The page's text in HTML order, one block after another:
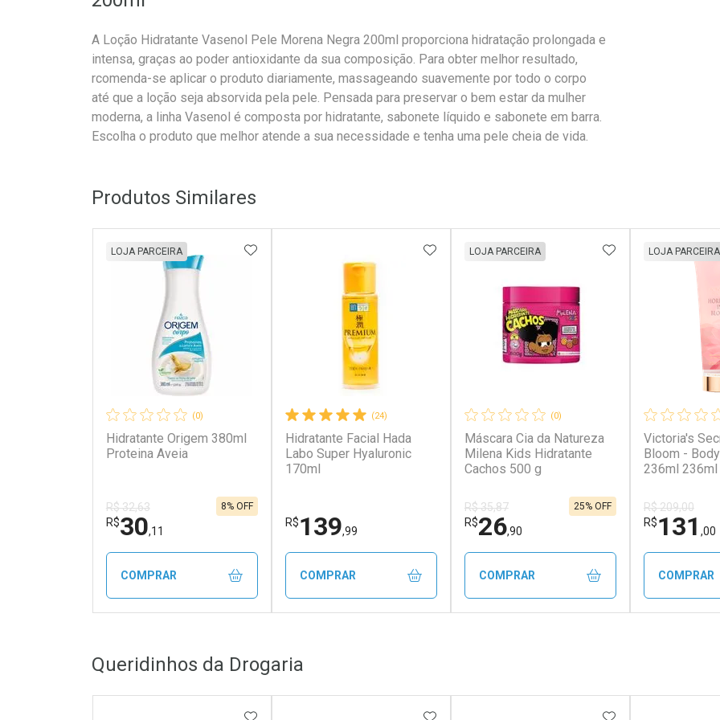
A Loção Hidratante Vasenol Pele Morena Negra 200ml proporciona hidratação prolongada e
intensa, graças ao poder antioxidante da sua composição. Para obter melhor resultado,
rcomenda-se aplicar o produto diariamente, massageando suavemente por todo o corpo
até que a loção seja absorvida pela pele. Pensada para preservar o bem estar da mulher
moderna, a linha Vasenol é composta por hidratante, sabonete líquido e sabonete em barra.
Escolha o produto que melhor atende a sua necessidade e tenha uma pele cheia de vida.
Produtos Similares
(0)
Hidratante Origem 380ml
Proteina Aveia
LOJA PARCEIRA
R$ 32,63
R$30,11
8% OFF
ADICIONAR AOS FAVORITOS
COMPRAR
Laboratório
Por Menos
(24)
Hidratante Facial Hada
Labo Super Hyaluronic
170ml
R$139,99
ADICIONAR AOS FAVORITOS
COMPRAR
Laboratório
Por Menos
(0)
Máscara Cia da Natureza
Milena Kids Hidratante
Cachos 500 g
LOJA PARCEIRA
R$ 35,87
R$26,90
25% OFF
ADICIONAR AOS
COMPRAR
Victoria's
Bloom -
236ml 236ml
LOJA PARCEIRA
R$ 209,00
R$131 ,00
COMPRAR
Queridinhos da Drogaria
ADICIONAR AOS FAVORITOSADICIONAR AOS FAVORITOSADICIONAR AOS